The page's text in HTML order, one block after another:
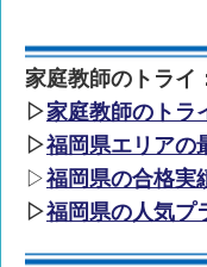
家庭教師のトライ
▷家庭教師のトラ
▷福岡県エリアの
▷福岡県の合格実
▷福岡県の人気プ